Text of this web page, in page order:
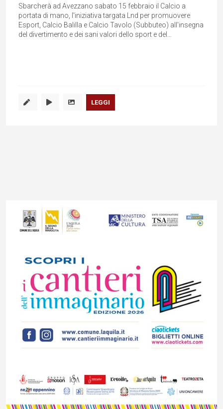
Sbarcherà ad Avezzano sabato 15 febbraio il Calcio a
portata di mano, l'iniziativa targata Lnd per promuovere
Esport, Calcio Balilla e Calcio Tavolo (Subbuteo) all'insegna
del divertimento e dei sani valori dello sport e del...
LEGGI